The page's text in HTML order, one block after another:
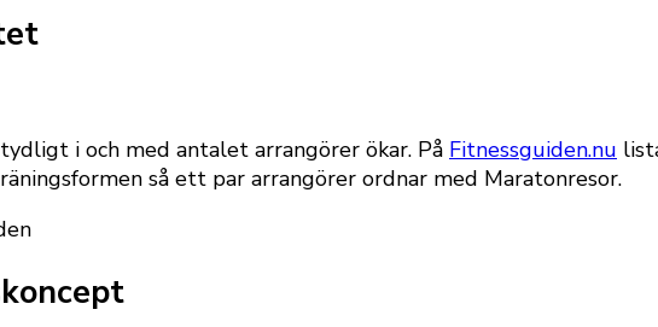
i och med antalet arrangörer ökar. På Fitnessguiden.nu
så ett par arrangörer ordnar med Maratonresor.